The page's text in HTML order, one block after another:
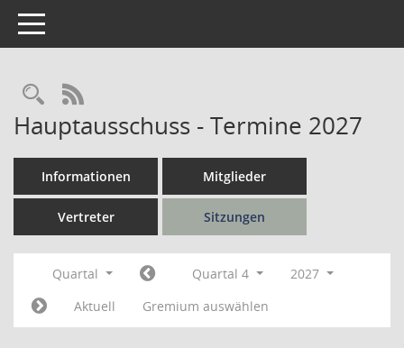
Toggle navigation
Rechercheauswahl
RSS-Feed
Hauptausschuss - Termine 2027
Informationen Mitglieder
Vertreter Sitzungen
Quartal Quartal 4
2027
Aktuell
Gremium auswählen